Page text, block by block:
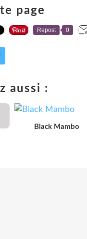
page
Repost 0
aussi :
Black Mambo